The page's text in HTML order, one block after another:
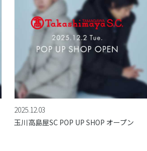
2025.12.03
玉川高島屋SC POP UP SHOP オープン